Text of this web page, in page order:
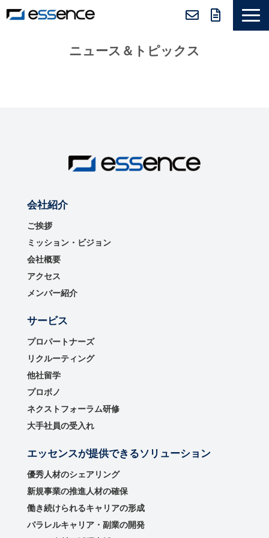
セミナー＆コラム
ニュース＆トピックス
会社紹介
ご挨拶
ミッション・ビジョン
会社概要
アクセス
メンバー紹介
サービス
プロパートナーズ
リクルーティング
他社留学
プロボノ
ネクストフォーラム研修
大手社員の受入れ
エッセンスが提供できるソリューション
優秀⼈材のシェアリング
新規事業の推進⼈材の確保
働き続けられるキャリアの形成
パラレルキャリア・副業の開発